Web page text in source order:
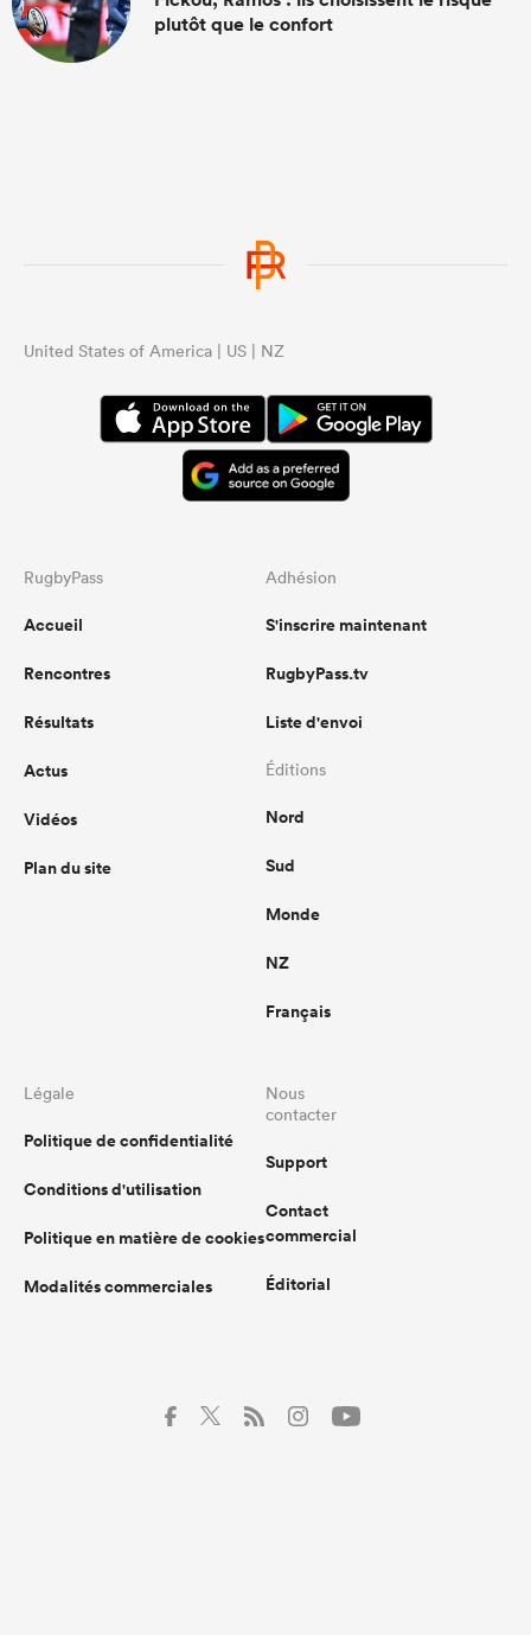
plutôt que le confort
United States of America | US | NZ
RugbyPass
Accueil
Rencontres
Résultats
Actus
Vidéos
Plan du site
Adhésion
S'inscrire maintenant
RugbyPass.tv
Liste d'envoi
Éditions
Nord
Sud
Monde
NZ
Français
Légale
Politique de confidentialité
Conditions d'utilisation
Politique en matière de cookies
Modalités commerciales
Nous
contacter
Support
Contact
commercial
Éditorial